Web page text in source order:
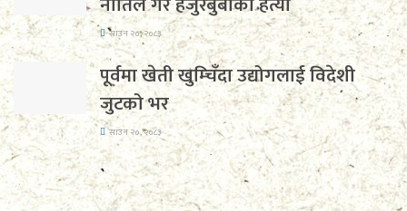
साउन २०, २०८३
पूर्वमा खेती खुम्चिँदा उद्योगलाई विदेशी
जुटको भर
साउन २०, २०८३